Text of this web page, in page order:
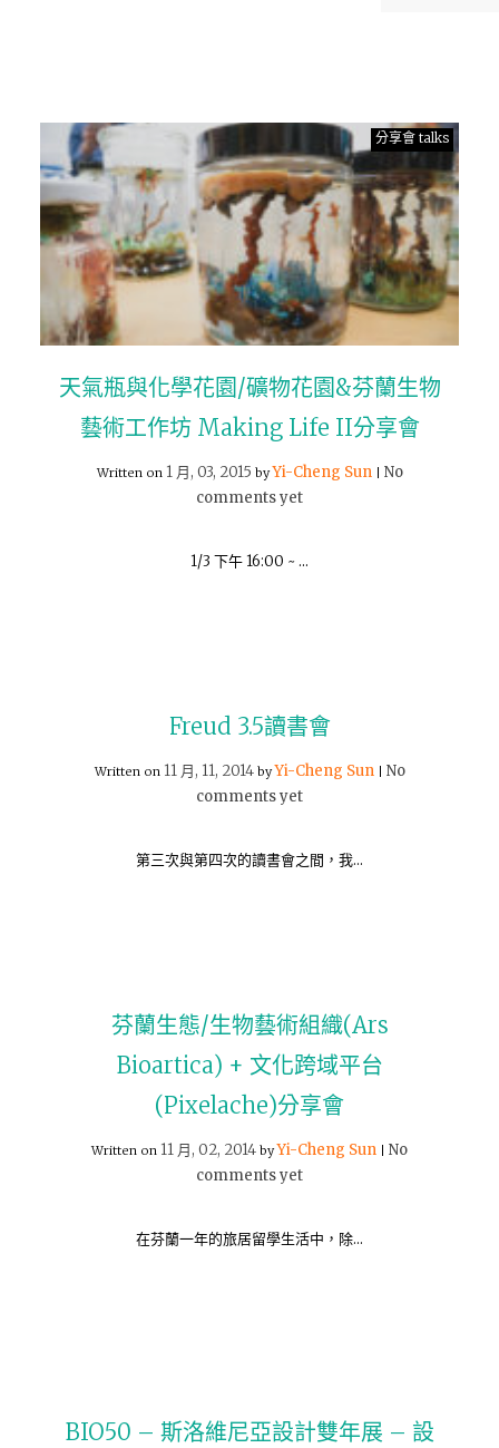
分享會 talks
天氣瓶與化學花園/礦物花園&芬蘭生物
藝術工作坊 Making Life II分享會
Written on 1 月, 03, 2015 byYi-Cheng Sun
No
comments yet
1/3 下午 16:00 ~ …
Freud 3.5讀書會
Written on 11 月, 11, 2014 byYi-Cheng Sun
No
comments yet
第三次與第四次的讀書會之間，我…
芬蘭生態/生物藝術組織(Ars
Bioartica) + 文化跨域平台
(Pixelache)分享會
Written on 11 月, 02, 2014 byYi-Cheng Sun
No
comments yet
在芬蘭一年的旅居留學生活中，除…
BIO50 – 斯洛維尼亞設計雙年展 – 設